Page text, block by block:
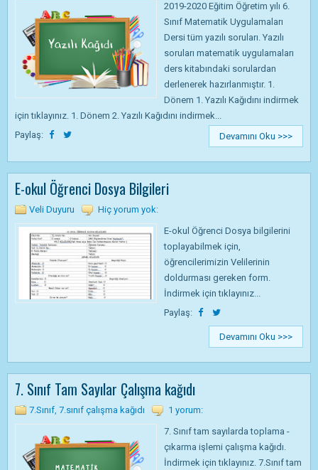
2019-2020 Eğitim Öğretim yılı 6.
Sınıf Matematik Uygulamaları
Dersi tüm yazılı soruları. Yazılı
soruları matematik uygulamaları
ders kitabındaki sorulardan
derlenerek hazırlanmıştır. 1.
Dönem 1. Yazılı Kağıdını indirmek
için tıklayınız. 1. Dönem 2. Yazılı Kağıdını indirmek...
Paylaş:
Devamını Oku >>>
E-okul Öğrenci Dosya Bilgileri
Veli Duyuru
Hiç yorum yok:
E-okul Öğrenci Dosya bilgilerini
toplayabilmek için,
öğrencilerimizin Velilerinin
doldurması gereken form.
İndirmek için tıklayınız...
Paylaş:
Devamını Oku >>>
7. Sınıf Tam Sayılar Çalışma kağıdı
7.Sınıf, 7.sınıf çalışma kağıdı
1 yorum:
7. Sınıf tam sayılarda toplama -
çıkarma işlemi çalışma kağıdı.
İndirmek için tıklayınız. 7.Sınıf tam